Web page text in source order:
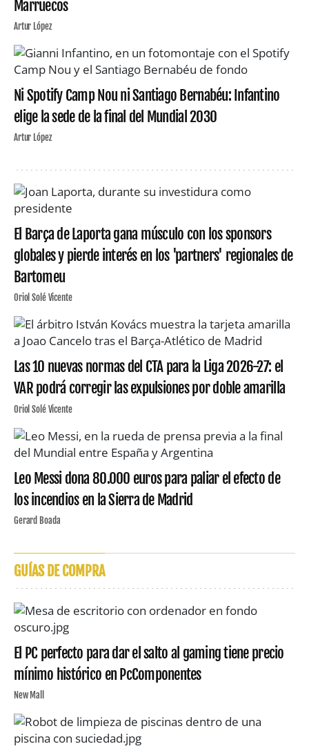
Marruecos
Artur López
Ni Spotify Camp Nou ni Santiago Bernabéu: Infantino
elige la sede de la final del Mundial 2030
Artur López
El Barça de Laporta gana músculo con los sponsors
globales y pierde interés en los 'partners' regionales de
Bartomeu
Oriol Solé Vicente
Las 10 nuevas normas del CTA para la Liga 2026-27: el
VAR podrá corregir las expulsiones por doble amarilla
Oriol Solé Vicente
Leo Messi dona 80.000 euros para paliar el efecto de
los incendios en la Sierra de Madrid
Gerard Boada
GUÍAS DE COMPRA
El PC perfecto para dar el salto al gaming tiene precio
mínimo histórico en PcComponentes
New Mall